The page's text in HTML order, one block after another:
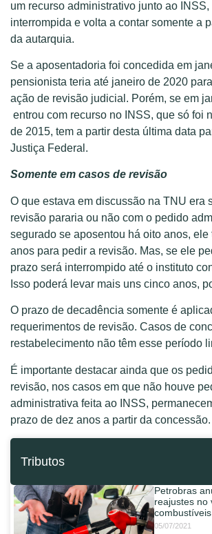
um recurso administrativo junto ao
interrompida e volta a contar somente a
da autarquia.
Se a aposentadoria foi concedida em
pensionista teria até janeiro de 2020
ação de revisão judicial. Porém, se em
entrou com recurso no INSS, que só foi
de 2015, tem a partir desta última data
Justiça Federal.
Somente em casos de revisão
O que estava em discussão na TNU era
revisão pararia ou não com o pedido
segurado se aposentou há oito anos, ele
anos para pedir a revisão. Mas, se ele
prazo será interrompido até o instituto
Isso poderá levar mais uns cinco anos,
O prazo de decadência somente é
requerimentos de revisão. Casos de
restabelecimento não têm esse período
É importante destacar ainda que os
revisão, nos casos em que não houve
administrativa feita ao INSS,
prazo de dez anos a partir da concessão.
Tributos
Petrobras
reajustes no
combustíveis
05/07/2021